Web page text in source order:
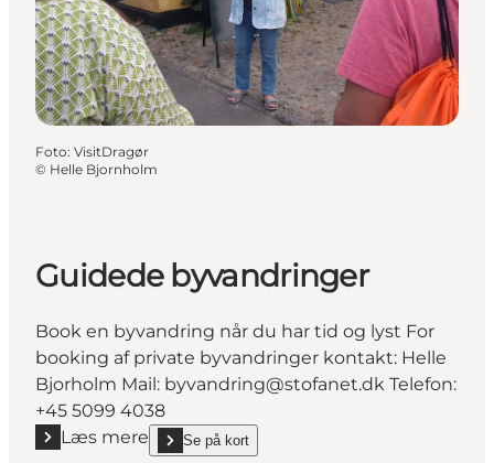
Foto: VisitDragør
© Helle Bjornholm
Guidede byvandringer
Book en byvandring når du har tid og lyst For
booking af private byvandringer kontakt: Helle
Bjorholm Mail: byvandring@stofanet.dk Telefon:
+45 5099 4038
Læs mere
Læs mere "Guidede byvandringer"
Se på kort
show Guidede byvandringer on_map